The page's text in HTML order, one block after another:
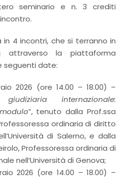
seminario e n. 3 crediti
in 4 incontri, che si terranno in
attraverso la piattaforma
seguenti date:
2026 (ore 14.00 – 18.00) –
giudiziaria internazionale:
”, tenuto dalla Prof.ssa
ordinaria di diritto
di Salerno, e dalla
Professoressa ordinaria di
nell’Università di Genova;
2026 (ore 14.00 – 18.00) –